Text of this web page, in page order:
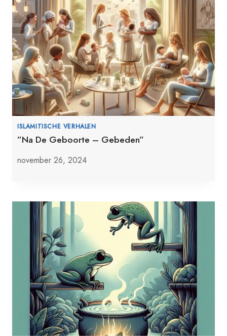
ISLAMITISCHE VERHALEN
”Na De Geboorte – Gebeden”
november 26, 2024